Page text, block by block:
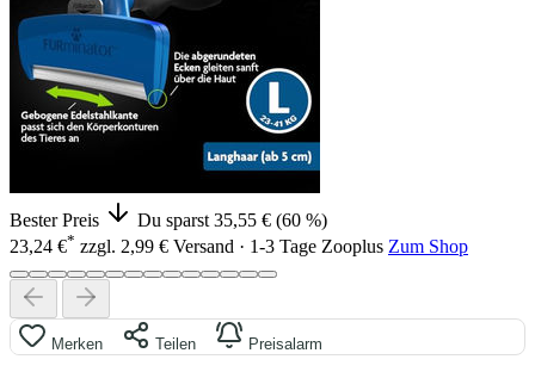
Bester Preis
Du sparst 35,55 € (60 %)
23,24 €* zzgl. 2,99 € Versand · 1-3 Tage Zooplus Zum Shop
Merken Teilen Preisalarm